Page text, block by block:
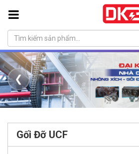
❮
Gối Đỡ UCF